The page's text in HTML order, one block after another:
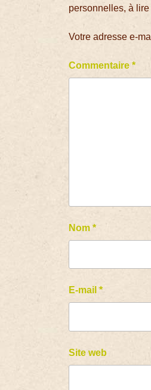
personnelles, à lire
Votre adresse e-
Commentaire*
Nom*
E-mail*
Site web